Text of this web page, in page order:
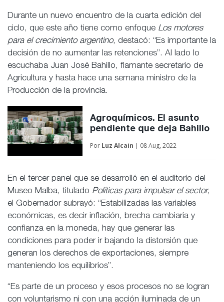
Durante un nuevo encuentro de la cuarta edición del
ciclo, que este año tiene como enfoque Los motores
para el crecimiento argentino, destacó: “Es importante la
decisión de no aumentar las retenciones”. Al lado lo
escuchaba Juan José Bahillo, flamante secretario de
Agricultura y hasta hace una semana ministro de la
Producción de la provincia.
Agroquímicos. El asunto
pendiente que deja Bahillo
Por Luz Alcain | 08 Aug, 2022
En el tercer panel que se desarrolló en el auditorio del
Museo Malba, titulado Políticas para impulsar el sector,
el Gobernador subrayó: “Estabilizadas las variables
económicas, es decir inflación, brecha cambiaria y
confianza en la moneda, hay que generar las
condiciones para poder ir bajando la distorsión que
generan los derechos de exportaciones, siempre
manteniendo los equilibrios”.
“Es parte de un proceso y esos procesos no se logran
con voluntarismo ni con una acción iluminada de un